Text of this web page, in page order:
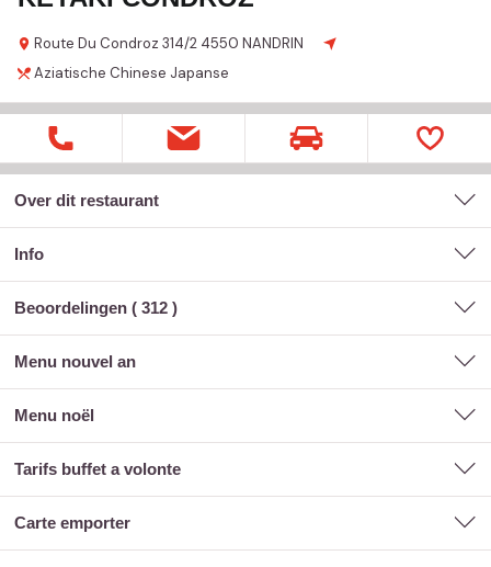
Route Du Condroz 314/2 4550 NANDRIN
Aziatische Chinese Japanse
Over dit restaurant
Info
Beoordelingen ( 312 )
menu nouvel an
menu noël
tarifs buffet a volonte
carte emporter